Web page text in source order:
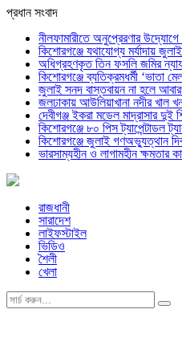
প্রধান সংবাদ
নীলফামারীতে অনুপ্রেরণার
কিশোরগঞ্জে যথাযোগ্য মর্যাদায়
অধিগ্রহণকৃত তিন ফসলি জমির
কিশোরগঞ্জে ব্যতিক্রমধর্মী ‘ভাতা
জুলাই সনদ বাস্তবায়ন না হলে
জলঢাকায় আউলিয়াখানা নদীর খাল
দেবীগঞ্জ ইকরা মডেল মাদ্রাসার দুই
কিশোরগঞ্জে ৮০ পিস ট্যাপেন্টাডল
কিশোরগঞ্জে জুলাই গণঅভ্যুত্থান
ভারসাম্যহীন ও লাগামহীন ক্ষমতার
রাজধানী
সারাদেশ
লাইফস্টাইল
ভিডিও
শৈলী
খেলা